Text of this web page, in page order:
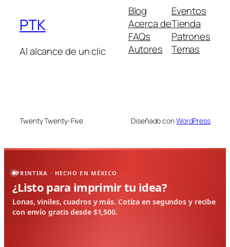
PTK
Al alcance de un clic
Blog
Acerca de
FAQs
Autores
Eventos
Tienda
Patrones
Temas
Twenty Twenty-Five Diseñado conWordPress
PRINTIKA · HECHO EN MÉXICO
¿Listo para imprimir tu idea?
Lonas, viniles, cuadros y más. Cotiza en segundos y recibe
con envío gratis desde $1,500.